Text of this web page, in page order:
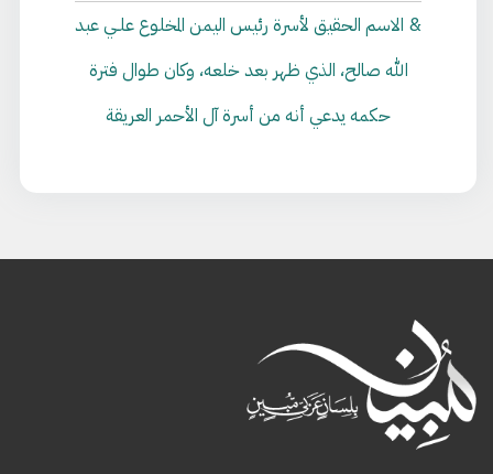
& الاسم الحقيق لأسرة رئيس اليمن المخلوع علـي عبد
الله صالح، الذي ظهر بعد خلعه، وكان طوال فترة
حكمه يدعي أنه من أسرة آل الأحمر العريقة